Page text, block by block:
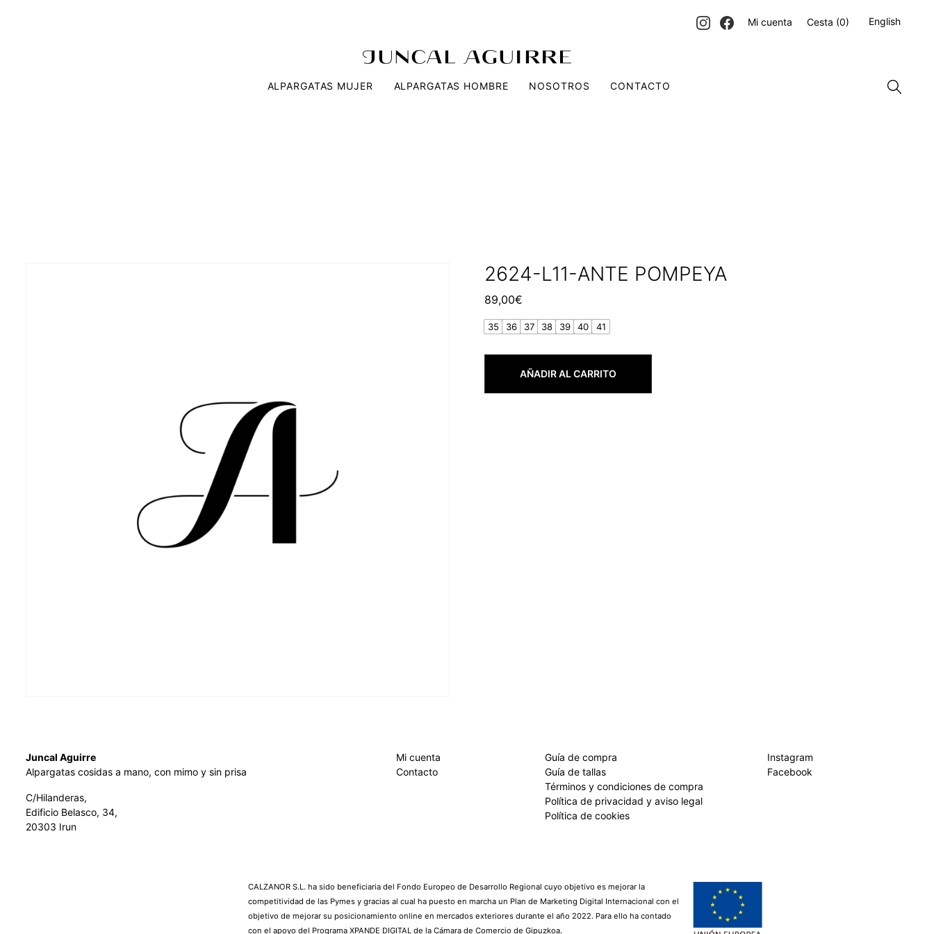
Mi cuenta Cesta (0) English
ALPARGATAS MUJER ALPARGATAS HOMBRE NOSOTROS CONTACTO
2624-L11-ANTE POMPEYA
89,00€
35 36 37 38 39 40 41
AÑADIR AL CARRITO
Juncal Aguirre
Alpargatas cosidas a mano, con mimo y sin prisa
C/Hilanderas,
Edificio Belasco, 34,
20303 Irun
Mi cuenta
Contacto
Guía de compra
Guía de tallas
Términos y condiciones de compra
Política de privacidad y aviso legal
Política de cookies
Instagram
Facebook
CALZANOR S.L. ha sido beneficiaria del Fondo Europeo de Desarrollo Regional cuyo objetivo es mejorar la
competitividad de las Pymes y gracias al cual ha puesto en marcha un Plan de Marketing Digital Internacional con el
objetivo de mejorar su posicionamiento online en mercados exteriores durante el año 2022. Para ello ha contado
con el apoyo del Programa XPANDE DIGITAL de la Cámara de Comercio de Gipuzkoa.